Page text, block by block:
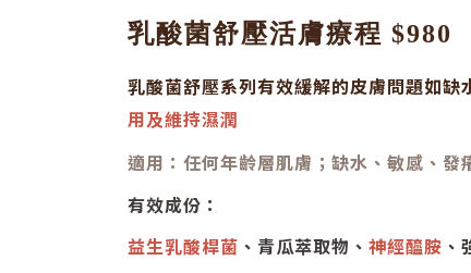
乳酸菌舒壓活膚療程 $980
乳酸菌舒壓系列有效緩解的皮膚問題如
用及維持濕潤
適用：任何年齡層肌膚；缺水、敏感、發
有效成份：
益生乳酸桿菌 、青瓜萃取物、 神經醯胺 、